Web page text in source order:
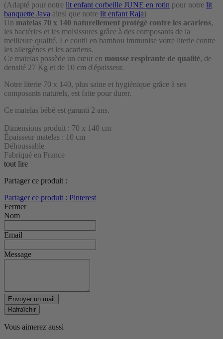
(Adapté pour notre lit enfant corbeille JUNE en rotin pour notre lit
banquette Java ainsi que notre lit enfant Raja)
Un matelas 70 x 140 naturellement protégé contre les acariens,
les bactéries et les moisissures grâce à des composants de la
meilleure qualité. Le coutil en bambou immunise votre literie contre
les allergènes et les acariens.
Ce matelas possède un cœur en mousse respirante de qualité, de
densité 27 Kg et de 10 cm d'épaisseur.
Notre literie 70 x 140, plus saine et hygiénique grâce à ses
composants naturels, est faite pour durer.
Ce matelas bébé est garanti 2 ans.
Dimensions produit : 70 x 140 cm
Épaisseur matelas : 10 cm
Déhoussable
Fabriqué en France
tout lire
Partager ce produit :
Partager ce produit : Pinterest
Fermer
Nom
Email
Message
Envoyer un mail
Vous aimerez aussi